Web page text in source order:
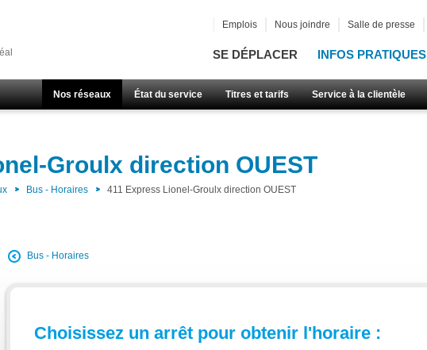
SE DÉPLACER INFOS PRATIQUES
Nos réseaux État du service Titres et tarifs Service à la clientèle
Emplois Nous joindre Salle de presse
Groulx direction OUEST
Bus - Horaires 411 Express Lionel-Groulx direction OUEST
Bus - Horaires
Choisissez un arrêt pour obtenir l'horaire :